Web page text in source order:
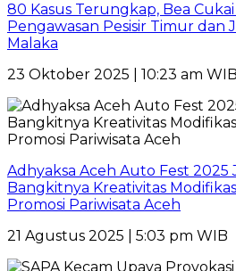
80 Kasus Terungkap, Bea
Pengawasan Pesisir Timur dan
Malaka
23 Oktober 2025 | 10:23 am WIB
Adhyaksa Aceh Auto Fest
Bangkitnya Kreativitas
Promosi Pariwisata Aceh
21 Agustus 2025 | 5:03 pm WIB